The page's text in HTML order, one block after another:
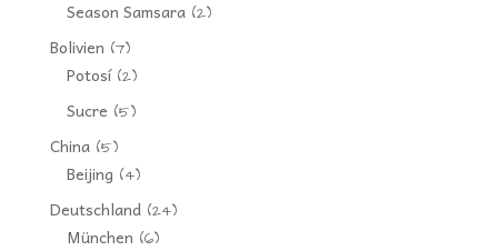
Season Samsara(2)
Bolivien (7)
Potosí(2)
Sucre (5)
China(5)
Beijing (4)
Deutschland(24)
München (6)